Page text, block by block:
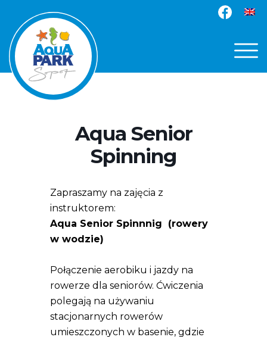
Aqua Senior
Spinning
Zapraszamy na zajęcia z
instruktorem:
Aqua Senior Spinnnig (rowery
w wodzie)
Połączenie aerobiku i jazdy na
rowerze dla seniorów. Ćwiczenia
polegają na używaniu
stacjonarnych rowerów
umieszczonych w basenie, gdzie